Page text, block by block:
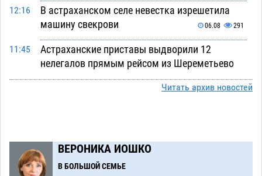
12:16
В астраханском селе невестка изрешетила
машину свекрови
06.08 291
11:45
Астраханские приставы выдворили 12
нелегалов прямым рейсом из Шереметьево
06.08 190
10:30
В Астрахани несовершеннолетнему дали
условные 1,5 года за найденные 200 г
растения с наркотой
Читать архив новостей
ВЕРОНИКА ИОШКО
В БОЛЬШОЙ СЕМЬЕ